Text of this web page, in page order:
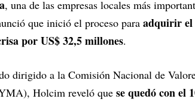
, una de las empresas locales más
que inició el proceso para adquirir el
por US$ 32,5 millones.
dirigido a la Comisión Nacional de
Holcim reveló que se quedó con el